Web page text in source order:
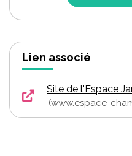
Lien associé
Site de l'Espace
www.espace-